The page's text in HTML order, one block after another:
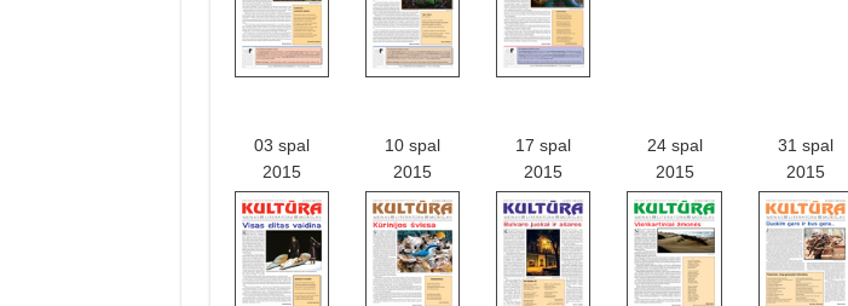
03 spal
2015
10 spal
2015
17 spal
2015
24 spal
2015
31 spal
2015